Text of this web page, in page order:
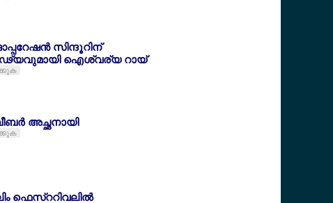
സിന്ദൂറിന്
ഐശ്വര്യ റായ്
അച്ഛനായി
ഫെസ്ററിവലില്‍